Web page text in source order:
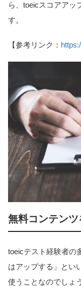
ら、toeicスコアアッ
す。
【参考リンク：
無料コンテン
toeicテスト経験者の
はアップする」とい
使うことなのでしょ